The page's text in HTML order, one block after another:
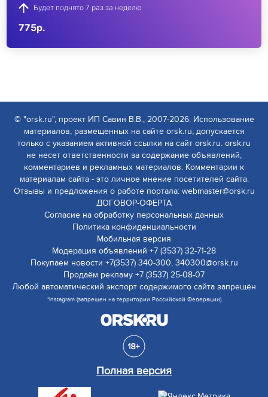
Будет поднято 7 раз за неделю
775р.
© "orsk.ru", проект ИП Савин В.В., 2007-2026. Использование
материалов, размещенных на сайте orsk.ru, допускается
только с указанием активной ссылки на сайт orsk.ru. orsk.ru
не несет ответственности за содержание объявлений,
комментариев и рекламных материалов. Комментарии к
материалам сайта - это личное мнение посетителей сайта.
Отзывы и предложения о работе портала: webmaster@orsk.ru
ДОГОВОР-ОФЕРТА
Согласие на обработку персональных данных
Политика конфиденциальности
Мобильная версия
Модерация объявлений +7 (3537) 32-71-28
Покупаем новости +7(3537) 340-300, 340300@orsk.ru
Продаём рекламу +7 (3537) 25-08-07
Любой автоматический экспорт содержимого сайта запрещён
*Instagram (запрещен на территории Российской Федерации)
Полная версия